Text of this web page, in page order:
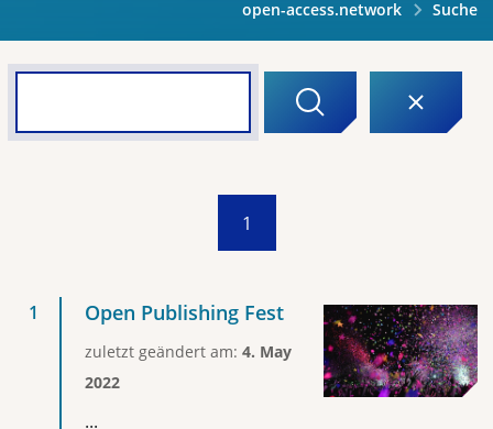
open-access.network Suche
1
Open Publishing Fest
zuletzt geändert am: 4. May
2022
...